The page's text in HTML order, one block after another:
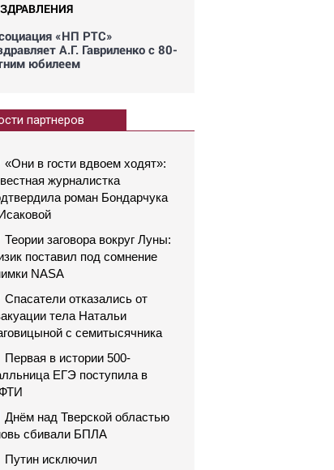
«НП РТС»
А.Г. Гавриленко с 80-
юбилеем
партнеров
«Они в гости вдвоем ходят»:
журналистка
роман Бондарчука
Теории заговора вокруг Луны:
поставил под сомнение
NASA
Спасатели отказались от
тела Натальи
с семитысячника
Первая в истории 500-
ЕГЭ поступила в
Днём над Тверской областью
сбивали БПЛА
Путин исключил